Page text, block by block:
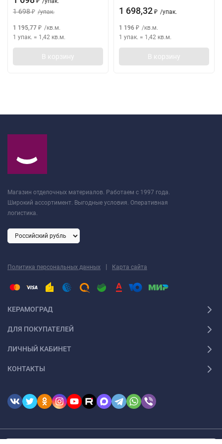
₽
1 698 ₽ /упак.
1 195,77 ₽ /кв.м.
1 упак. = 1,42 кв.м.
В корзину
1 698,32 ₽ /упак.
1 196 ₽ /кв.м.
1 упак. = 1,42 кв.м.
В корзину
Магазин отделочных материалов. Работаем с 1997 года.
Широкий ассортимент. Выгодные условия. Оперативная
логистика.
Политика персональных данных | Карта сайта
КЕРАМОГРАД
ДЛЯ ПОКУПАТЕЛЕЙ
ЛИЧНЫЙ КАБИНЕТ
КОНТАКТЫ